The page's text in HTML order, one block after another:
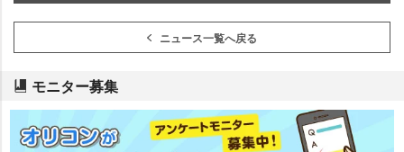
ニュース一覧へ戻る
モニター募集